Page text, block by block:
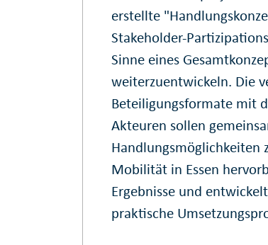
erstellte
Stakeholder-
Sinne eines
weiterzuentwickeln. Die
Beteiligungsformate mit
Akteuren sollen
Handlungsmöglichkeiten
Mobilität in Essen
Ergebnisse und
praktische